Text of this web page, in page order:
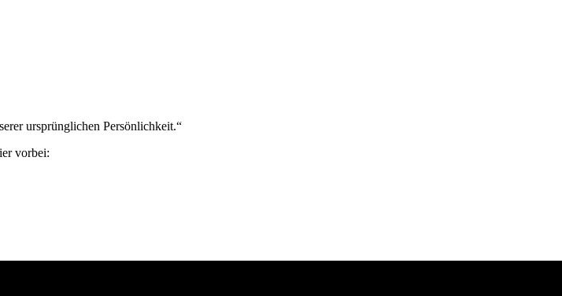
ursprünglichen Persönlichkeit.“
vorbei: